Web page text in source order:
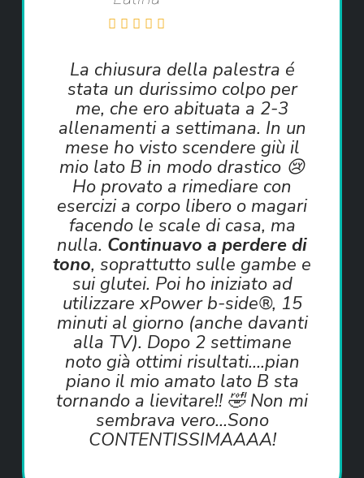
La chiusura della palestra é
stata un durissimo colpo per
me, che ero abituata a 2-3
allenamenti a settimana. In un
mese ho visto scendere giù il
mio lato B in modo drastico 😢
Ho provato a rimediare con
esercizi a corpo libero o magari
facendo le scale di casa, ma
nulla. Continuavo a perdere di
tono, soprattutto sulle gambe e
sui glutei. Poi ho iniziato ad
utilizzare xPower b-side®, 15
minuti al giorno (anche davanti
alla TV). Dopo 2 settimane
noto già ottimi risultati….pian
piano il mio amato lato B sta
tornando a lievitare!! 🤣 Non mi
sembrava vero…Sono
CONTENTISSIMAAAA!